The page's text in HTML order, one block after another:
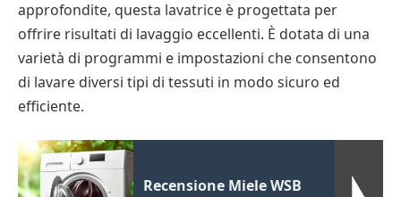
approfondite, questa lavatrice è progettata per
offrire risultati di lavaggio eccellenti. È dotata di una
varietà di programmi e impostazioni che consentono
di lavare diversi tipi di tessuti in modo sicuro ed
efficiente.
Recensione Miele WSB